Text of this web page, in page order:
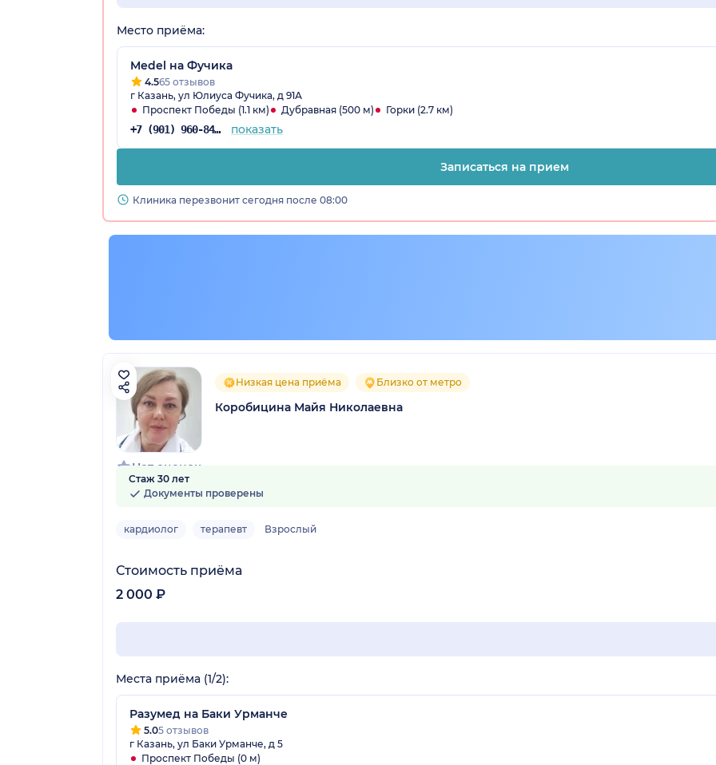
Место приёма:
Medel на Фучика
4.565 отзывов
г Казань, ул Юлиуса Фучика, д 91А
Проспект Победы (1.1 км)
Дубравная (500 м) Горки (2.7 км)
+7 (901) 960-84-71 показать
Записаться на прием
Клиника перезвонит сегодня после 08:00
Нет оценок
Низкая цена приёма Близко от метро
Коробицина Майя Николаевна
Стаж 30 лет
Документы проверены
кардиолог терапевт Взрослый
Стоимость приёма
2 000 ₽
Места приёма (1/2):
Разумед на Баки Урманче
5.05 отзывов
г Казань, ул Баки Урманче, д 5
Проспект Победы (0 м)